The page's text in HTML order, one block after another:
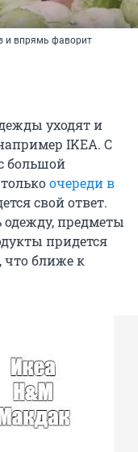
и впрямь фаворит
уходят и
IKEA. С
большой
очереди в
свой ответ.
одежду, предметы
придется
что ближе к